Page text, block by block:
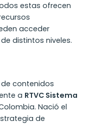
estas ofrecen
acceder
distintos niveles.
contenidos
a RTVC Sistema
Nació el
de